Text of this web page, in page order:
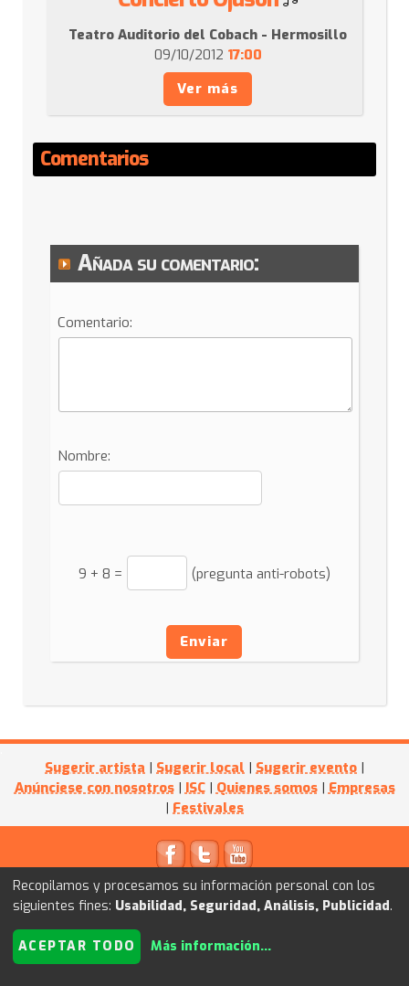
Teatro Auditorio del Cobach - Hermosillo
09/10/2012 17:00
Ver más
Comentarios
Añada su comentario:
Comentario:
Nombre:
9 + 8 = (pregunta anti-robots)
Enviar
Sugerir artista | Sugerir local | Sugerir evento |
Anúnciese con nosotros | ISC | Quienes somos | Empresas
| Festivales
© 2011Kultube.net- Powered byI+D WEB
Recopilamos y procesamos su información personal con los
siguientes fines: Usabilidad, Seguridad, Análisis, Publicidad.
ACEPTAR TODO Más información...